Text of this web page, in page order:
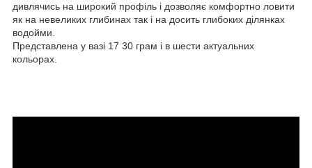
дивлячись на широкий профіль і дозволяє комфортно ловити
як на невеликих глибинах так і на досить глибоких ділянках
водойми.
Представлена у вазі 17 30 грам і в шести актуальних
кольорах.